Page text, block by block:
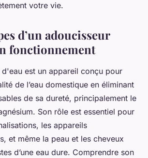
votre vie.
d’un adoucisseur
fonctionnement
d'eau est un appareil conçu pour
de l’eau domestique en éliminant
de sa dureté, principalement le
Son rôle est essentiel pour
les appareils
et même la peau et les cheveux
d’une eau dure. Comprendre son